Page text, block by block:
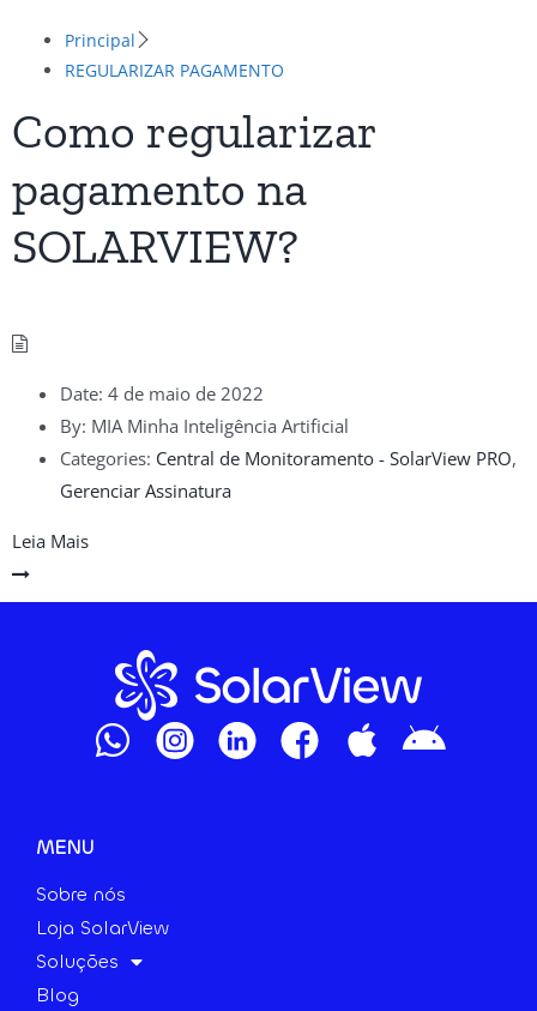
Principal
REGULARIZAR PAGAMENTO
Como regularizar
pagamento na
SOLARVIEW?
Date: 4 de maio de 2022
By: MIA Minha Inteligência Artificial
Categories: Central de Monitoramento - SolarView PRO,
Gerenciar Assinatura
Leia Mais
MENU
Sobre nós
Loja SolarView
Soluções
Blog